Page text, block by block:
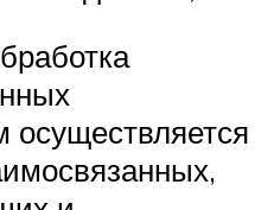
осуществляется